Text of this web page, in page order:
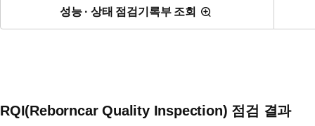
성능 · 상태 점검기록부 조회
RQI(Reborncar Quality Inspection) 점검 결과